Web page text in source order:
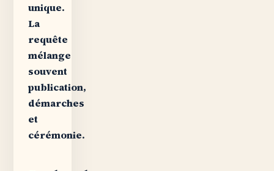
unique.
La
requête
mélange
souvent
publication,
démarches
et
cérémonie.